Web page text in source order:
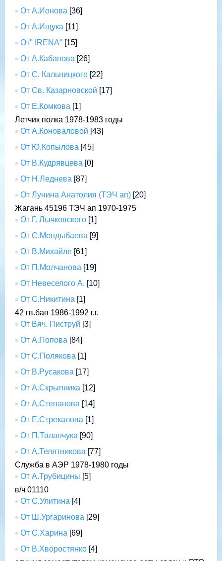
От А.Ионова [36]
От А.Ищука [11]
От" IRENA" [15]
От А.Кабанова [26]
От С. Кальницкого [22]
От Св. Казарновской [17]
От Е.Комкова [1]
Летчик полка 1978-1983 годы
От А.Коноваловой [43]
От Ю.Копылова [45]
От В.Кудрявцева [0]
От Н.Леднева [87]
От Лунина Анатолия (ТЭЧ ап) [20]
Жагань 45196 ТЭЧ ап 1970-1975
От Г. Лычковского [1]
От С.Мендыбаева [9]
От В.Михайле [61]
От П.Молчанова [19]
От Невеселого А. [10]
От С.Никитина [1]
42 гв.бап 1986-1992 г.г.
От Вяч. Пиструй [3]
От А.Попова [84]
От С.Полякова [1]
От В.Русакова [17]
От А.Скрыпника [12]
От А.Степанова [14]
От Е.Стрекалова [1]
От П.Таланчука [90]
От А.Телятникова [77]
Служба в АЭР 1978-1980 годы
От А.Трубицины [5]
в/ч 01110
От С.Улитина [4]
От Ш.Ургаринова [29]
От С.Харина [69]
От В.Хворостянко [4]